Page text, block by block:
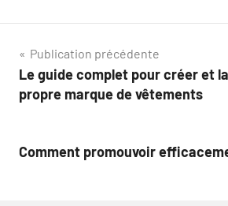
Navigation
de
Publication précédente
Le guide complet pour créer et
propre marque de vêtements
Comment promouvoir